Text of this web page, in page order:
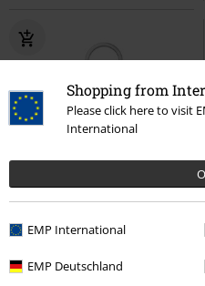
Shopping from
Please click here to visit
International
EMP International
EMP Deutschland
%
29.90 zł
Zoey (Pocket Pop!)